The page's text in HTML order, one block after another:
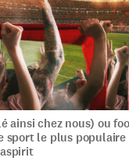
ainsi chez nous) ou
sport le plus